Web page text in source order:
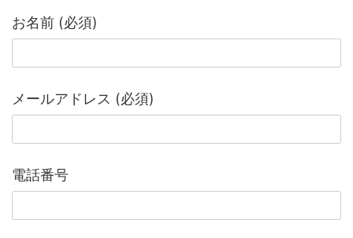
お名前 (必須)
メールアドレス (必須)
電話番号